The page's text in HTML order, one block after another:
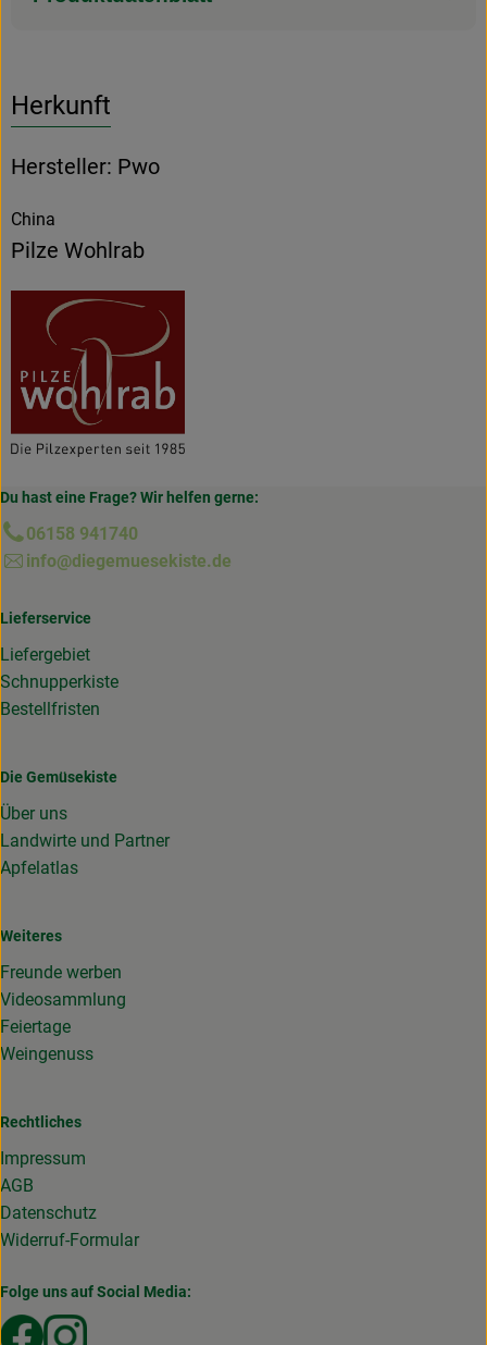
Herkunft
Hersteller: Pwo
China
Pilze Wohlrab
Du hast eine Frage? Wir helfen gerne:
06158 941740
info@diegemuesekiste.de
Lieferservice
Liefergebiet
Schnupperkiste
Bestellfristen
Die Gemüsekiste
Über uns
Landwirte und Partner
Apfelatlas
Weiteres
Freunde werben
Videosammlung
Feiertage
Weingenuss
Rechtliches
Impressum
AGB
Datenschutz
Widerruf-Formular
Folge uns auf Social Media:
Externer Link zu https://www.facebook.com/
Externer Link zu https://www.instagram.com/